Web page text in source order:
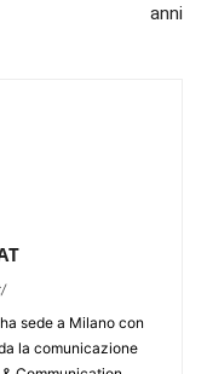
anni
sede a Milano con
la comunicazione